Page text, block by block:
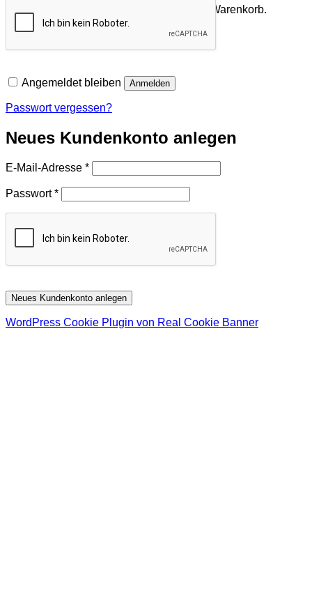
Es befinden sich keine Produkte im Warenkorb.
Zurück zum Shop
Angemeldet bleiben Anmelden
Passwort vergessen?
Neues Kundenkonto anlegen
E-Mail-Adresse *Erforderlich
Passwort*Erforderlich
Neues Kundenkonto anlegen
WordPress Cookie Plugin von Real Cookie Banner